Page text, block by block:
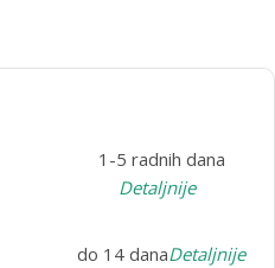
1-5 radnih dana
Detaljnije
do 14 danaDetaljnije